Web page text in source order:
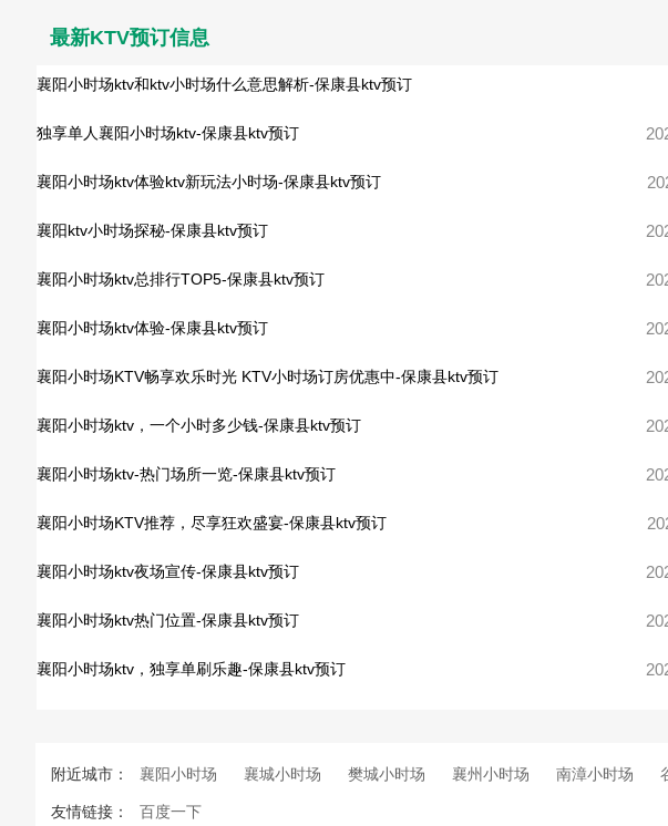
最新KTV预订信息
襄阳小时场ktv和ktv小时场什么意思解析-保康县ktv预订
独享单人襄阳小时场ktv-保康县ktv预订
襄阳小时场ktv体验ktv新玩法小时场-保康县ktv预订
襄阳ktv小时场探秘-保康县ktv预订
襄阳小时场ktv总排行TOP5-保康县ktv预订
襄阳小时场ktv体验-保康县ktv预订
襄阳小时场KTV畅享欢乐时光 KTV小时场订房优惠中-保康县ktv预订
襄阳小时场ktv，一个小时多少钱-保康县ktv预订
襄阳小时场ktv-热门场所一览-保康县ktv预订
襄阳小时场KTV推荐，尽享狂欢盛宴-保康县ktv预订
襄阳小时场ktv夜场宣传-保康县ktv预订
襄阳小时场ktv热门位置-保康县ktv预订
襄阳小时场ktv，独享单刷乐趣-保康县ktv预订
附近城市： 襄阳小时场 襄城小时场 樊城小时场 襄州小时场 南漳小时场
友情链接： 百度一下